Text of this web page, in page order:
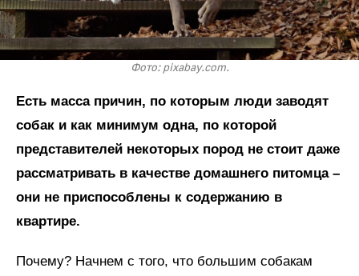
Фото: pixabay.com.
Есть масса причин, по которым люди заводят
собак и как минимум одна, по которой
представителей некоторых пород не стоит даже
рассматривать в качестве домашнего питомца –
они не приспособлены к содержанию в
квартире.
Почему? Начнем с того, что большим собакам